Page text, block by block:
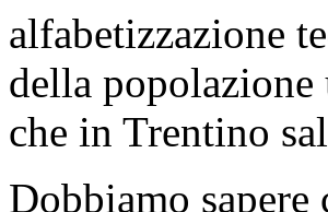
alfabetizzazione
della popolazione
che in Trentino
Dobbiamo